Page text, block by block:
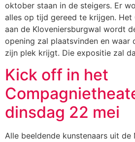
oktober staan in de steigers. Er
alles op tijd gereed te krijgen. Het
aan de Kloveniersburgwal wordt
opening zal plaatsvinden en waar
zijn plek krijgt. Die expositie zal
Kick off in het
dinsdag 22 mei
Alle beeldende kunstenaars uit